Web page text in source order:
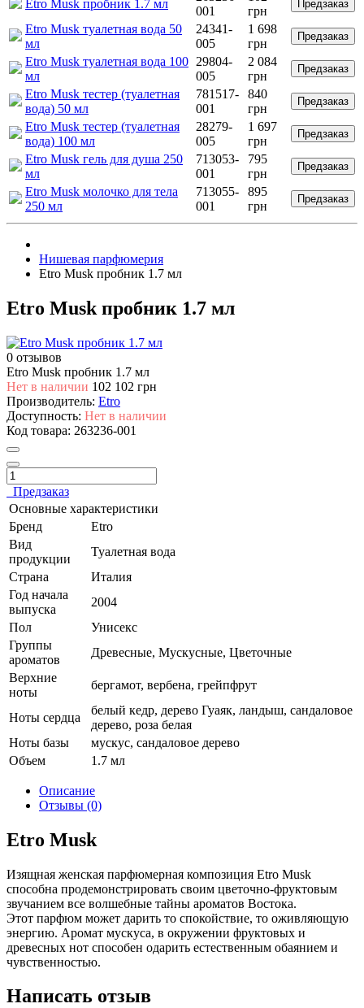
Etro Musk пробник 1.7 мл
001
грн
Предзаказ
Etro Musk туалетная вода 50
мл
24341-
005
1 698
грн
Предзаказ
Etro Musk туалетная вода 100
мл
29804-
005
2 084
грн
Предзаказ
Etro Musk тестер (туалетная
вода) 50 мл
781517-
001
840
грн
Предзаказ
Etro Musk тестер (туалетная
вода) 100 мл
28279-
005
1 697
грн
Предзаказ
Etro Musk гель для душа 250
мл
713053-
001
795
грн
Предзаказ
Etro Musk молочко для тела
250 мл
713055-
001
895
грн
Предзаказ
Нишевая парфюмерия
Etro Musk пробник 1.7 мл
Etro Musk пробник 1.7 мл
0 отзывов
Etro Musk пробник 1.7 мл
Нет в наличии 102 102 грн
Производитель: Etro
Доступность: Нет в наличии
Код товара: 263236-001
Предзаказ
Основные характеристики
Бренд
Etro
Вид
продукции
Туалетная вода
Страна
Италия
Год начала
выпуска
2004
Пол
Унисекс
Группы
ароматов
Древесные, Мускусные, Цветочные
Верхние
ноты
бергамот, вербена, грейпфрут
Ноты сердца
белый кедр, дерево Гуаяк, ландыш, сандаловое
дерево, роза белая
Ноты базы
мускус, сандаловое дерево
Объем
1.7 мл
Описание
Отзывы (0)
Etro Musk
Изящная женская парфюмерная композиция Etro Musk
способна продемонстрировать своим цветочно-фруктовым
звучанием все волшебные тайны ароматов Востока.
Этот парфюм может дарить то спокойствие, то оживляющую
энергию. Аромат мускуса, в окружении фруктовых и
древесных нот способен одарить естественным обаянием и
чувственностью.
Написать отзыв